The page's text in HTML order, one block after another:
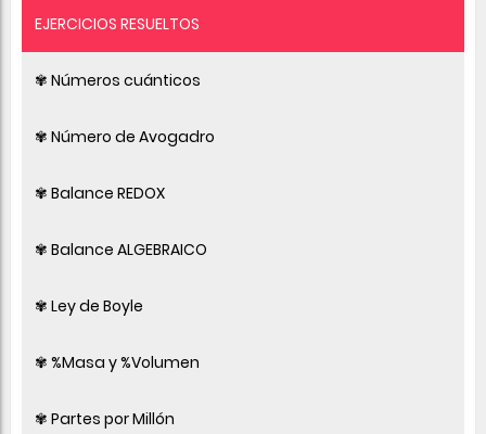
EJERCICIOS RESUELTOS
✾ Números cuánticos
✾ Número de Avogadro
✾ Balance REDOX
✾ Balance ALGEBRAICO
✾ Ley de Boyle
✾ %Masa y %Volumen
✾ Partes por Millón